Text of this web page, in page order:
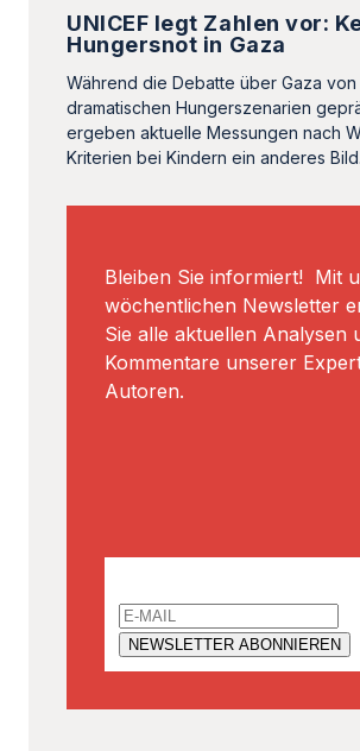
UNICEF legt Zahlen vor:
Hungersnot in Gaza
Während die Debatte über Gaza von
dramatischen Hungerszenarien
ergeben aktuelle Messungen nach
Kriterien bei Kindern ein anderes Bild.
Bleiben Sie informiert! Mit
wöchentlichen Newsletter
Sie alle aktuellen Analysen
Kommentare unserer
Autoren.